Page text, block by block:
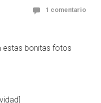
1 comentario
estas bonitas fotos